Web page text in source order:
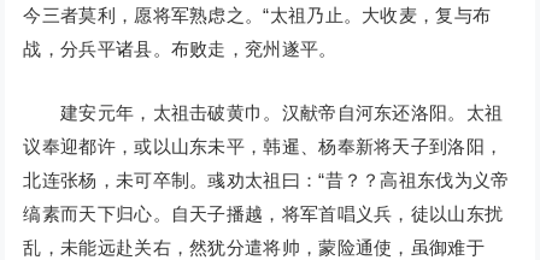
今三者莫利，愿将军熟虑之。“太祖乃止。大收麦，复与布
战，分兵平诸县。布败走，兖州遂平。
建安元年，太祖击破黄巾。汉献帝自河东还洛阳。太祖
议奉迎都许，或以山东未平，韩暹、杨奉新将天子到洛阳，
北连张杨，未可卒制。彧劝太祖曰：“昔？？高祖东伐为义帝
缟素而天下归心。自天子播越，将军首唱义兵，徒以山东扰
乱，未能远赴关右，然犹分遣将帅，蒙险通使，虽御难于